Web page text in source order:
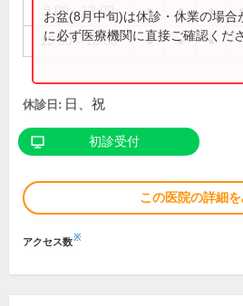
9:00～12:00 ● ● ● ●
15:00～18:00 ● ● ●
お盆(8月中旬)は休診・休業の場合
に必ず医療機関に直接ご確認くださ
休診日: 日、祝
初診受付
この医院の詳細
アクセス数※